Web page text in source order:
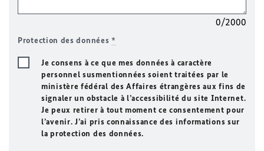
0/2000
Protection des données*
Je consens à ce que mes données à caractère
personnel susmentionnées soient traitées par le
ministère fédéral des Affaires étrangères aux fins de
signaler un obstacle à l’accessibilité du site Internet.
Je peux retirer à tout moment ce consentement pour
l’avenir. J’ai pris connaissance des informations sur
la protection des données.